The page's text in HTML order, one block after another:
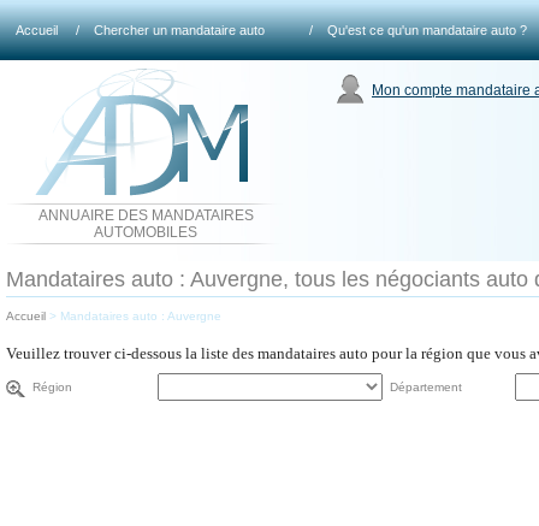
Accueil / Chercher un mandataire auto / Qu'est ce qu'un mandataire auto ?
ANNUAIRE DES MANDATAIRES
AUTOMOBILES
Mon compte mandataire
Mandataires auto : Auvergne, tous les négociants auto
Accueil > Mandataires auto : Auvergne
Veuillez trouver ci-dessous la liste des mandataires auto pour la région que vous
Région Département